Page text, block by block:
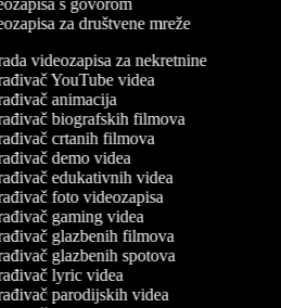
s govorom
za društvene mreže
videozapisa za nekretnine
YouTube videa
animacija
biografskih filmova
crtanih filmova
demo videa
edukativnih videa
foto videozapisa
gaming videa
glazbenih filmova
glazbenih spotova
lyric videa
parodijskih videa